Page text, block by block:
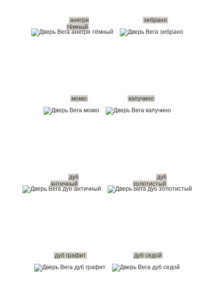
анегри
тёмный
зебрано
мокко капучино
дуб
античный
дуб
золотистый
дуб графит дуб седой